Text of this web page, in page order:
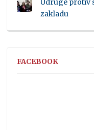
Udruge protiv
zakladu
FACEBOOK